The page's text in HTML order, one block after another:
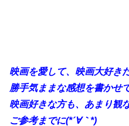
映画を愛して、映画大好き
勝手気ままな感想を書か
映画好きな方も、あまり観
ご参考までに(*´∀｀*)